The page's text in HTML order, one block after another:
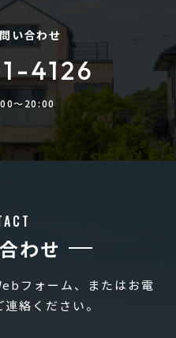
い合わせ
4126
〜20:00
わせ
フォーム、またはお電
絡ください。